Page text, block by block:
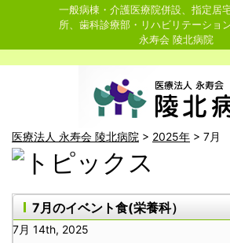
一般病棟・介護医療院併設、指定居
所、歯科診療部・リハビリテーショ
永寿会 陵北病院
医療法人 永寿会 陵北病院 > 2025年 > 7月
7月のイベント食(栄養科）
7月 14th, 2025